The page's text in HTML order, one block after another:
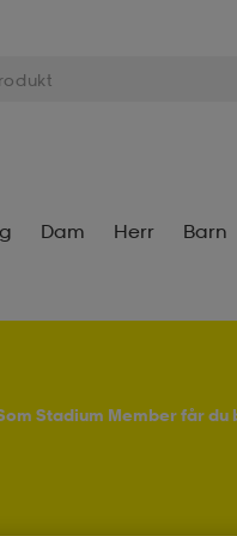
Dam Herr Barn
Stadium Member får